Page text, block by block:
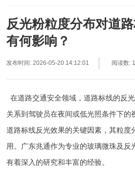
反光粉粒度分布对道
有何影响？
发布时间: 2026-05-20 14:12:01 阅读数:
在道路交通安全领域，道路标线的反
关系到驾驶员在夜间或低光照条件下的
道路标线反光效果的关键因素，其粒度
用。广东兆通作为专业的玻璃微珠及反
有着深入的研究和丰富的经验。